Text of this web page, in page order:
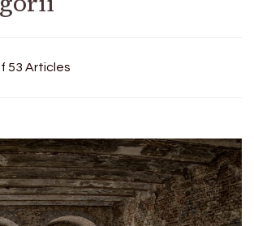
53 Articles